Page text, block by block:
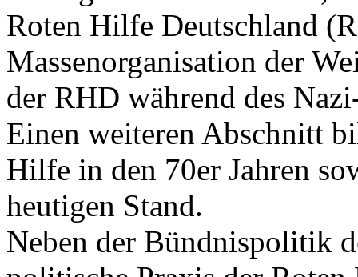
Roten Hilfe Deutschland
Massenorganisation der
der RHD während des
Einen weiteren Abschnitt
Hilfe in den 70er Jahren
heutigen Stand.
Neben der Bündnispolitik